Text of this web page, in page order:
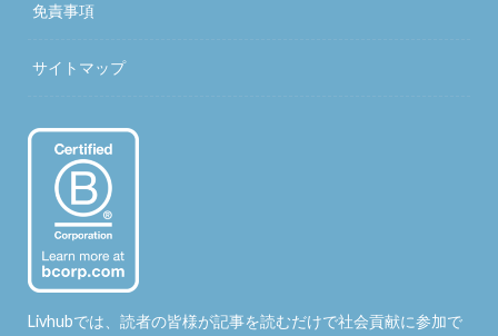
免責事項
サイトマップ
Livhubでは、読者の皆様が記事を読むだけで社会貢献に参加で